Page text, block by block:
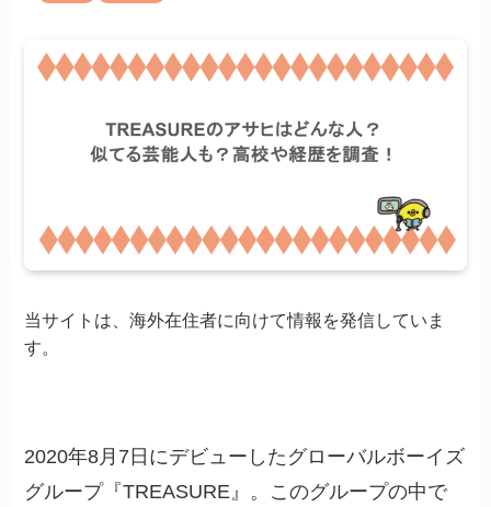
当サイトは、海外在住者に向けて情報を発信していま
す。
2020年8月7日にデビューしたグローバルボーイズ
グループ『TREASURE』。このグループの中で